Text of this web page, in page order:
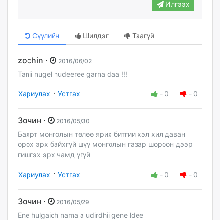
Илгээх
Сүүлийн Шилдэг Таагүй
zochin · 2016/06/02
Tanii nugel nudeeree garna daa !!!
Хариулах · Устгах - 0 - 0
Зочин · 2016/05/30
Баярт монголын төлөө ярих битгии хэл хил даван
орох эрх байхгүй шүү монголын газар шороон дээр
гишгэх эрх чамд үгүй
Хариулах · Устгах - 0 - 0
Зочин · 2016/05/29
Ene hulgaich nama a udirdhii gene ldee